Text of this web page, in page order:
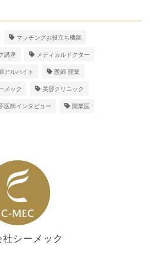
マッチングお役立ち機能
講座 メディカルドクター
アルバイト 医師 開業
メック 美容クリニック
医師インタビュー 開業医
社シーメック